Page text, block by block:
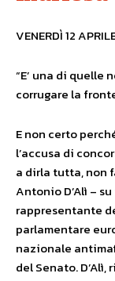
VENERDÌ 12
“E’ una di quelle
corrugare la
E non certo
l’accusa di
a dirla tutta, non
Antonio D’Alì –
rappresentante
parlamentare
nazionale
del Senato.